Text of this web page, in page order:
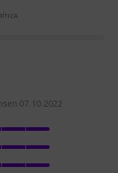
07.10.2022